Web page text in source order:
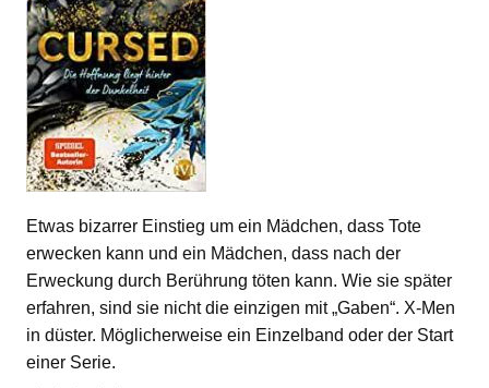
Etwas bizarrer Einstieg um ein Mädchen, dass Tote
erwecken kann und ein Mädchen, dass nach der
Erweckung durch Berührung töten kann. Wie sie später
erfahren, sind sie nicht die einzigen mit „Gaben“. X-Men
in düster. Möglicherweise ein Einzelband oder der Start
einer Serie.